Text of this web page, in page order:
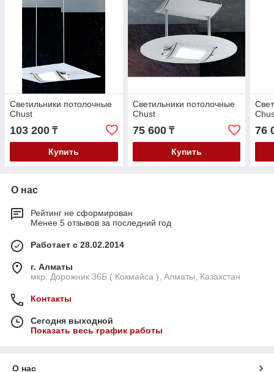
Cветильники потолочные
Chust
103 200 ₸
Купить
Cветильники потолочные
Chust
75 600₸
Купить
76
О нас
Рейтинг не сформирован
Менее 5 отзывов за последний год
Работает с 28.02.2014
г. Алматы
мкр. Дорожник 36Б ( Кокмайса ), Алматы, Казахстан
Контакты
Сегодня выходной
Показать весь график работы
О нас